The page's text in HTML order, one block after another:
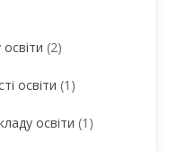
(2)
освіти (1)
освіти (1)